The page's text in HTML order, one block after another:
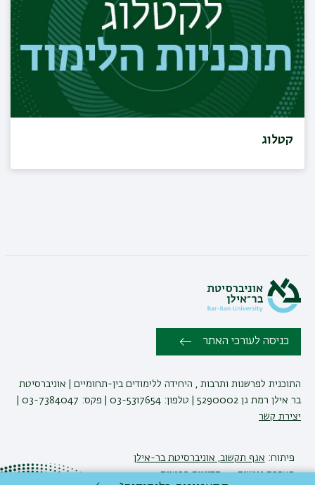
קטלוג
כניסה לעורכי האתר
התוכנית לפרשנות ותרבות , היחידה ללימודים בין-תחומיים | אוניברסיטת
בר אילן רמת גן 5290002 | טלפון: 03-5317654 | פקס: 03-7384047 |
יצירת קשר
פיתוח: אגף תקשוב, אוניברסיטת בר-אילן
הצהרת נגישות
מדיניות פרטיות